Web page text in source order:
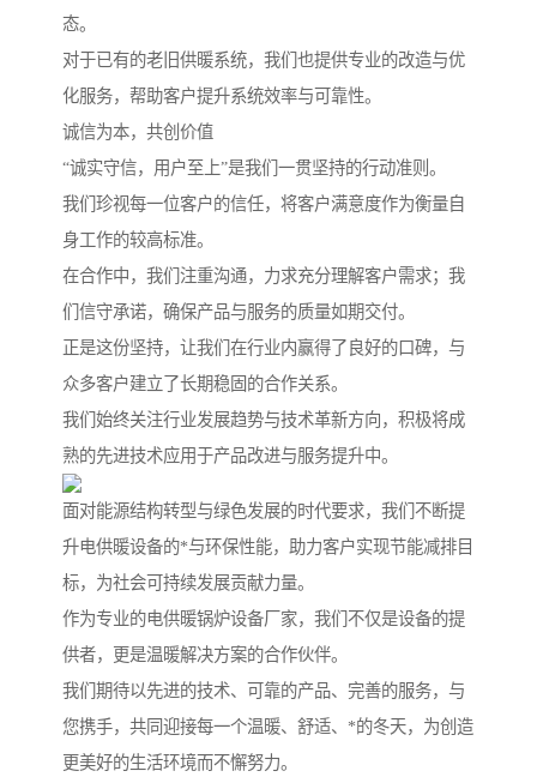
态。
对于已有的老旧供暖系统，我们也提供专业的改造与优
化服务，帮助客户提升系统效率与可靠性。
诚信为本，共创价值
“诚实守信，用户至上”是我们一贯坚持的行动准则。
我们珍视每一位客户的信任，将客户满意度作为衡量自
身工作的较高标准。
在合作中，我们注重沟通，力求充分理解客户需求；我
们信守承诺，确保产品与服务的质量如期交付。
正是这份坚持，让我们在行业内赢得了良好的口碑，与
众多客户建立了长期稳固的合作关系。
我们始终关注行业发展趋势与技术革新方向，积极将成
熟的先进技术应用于产品改进与服务提升中。
面对能源结构转型与绿色发展的时代要求，我们不断提
升电供暖设备的*与环保性能，助力客户实现节能减排目
标，为社会可持续发展贡献力量。
作为专业的电供暖锅炉设备厂家，我们不仅是设备的提
供者，更是温暖解决方案的合作伙伴。
我们期待以先进的技术、可靠的产品、完善的服务，与
您携手，共同迎接每一个温暖、舒适、*的冬天，为创造
更美好的生活环境而不懈努力。